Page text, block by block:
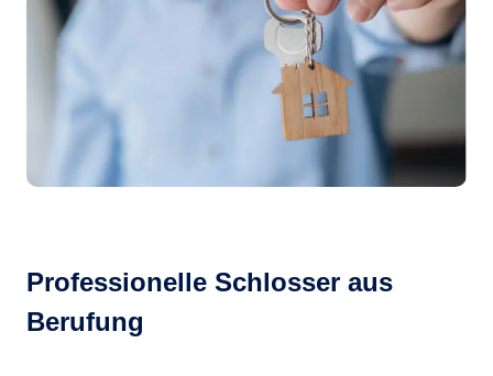
Professionelle Schlosser aus
Berufung